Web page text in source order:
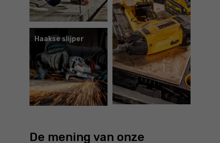
Haakse slijper
De mening van onze